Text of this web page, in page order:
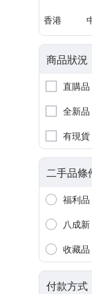
香港
商品狀況
直購品
全新品
有現貨
二手品條
福利品
八成新
收藏品
付款方式